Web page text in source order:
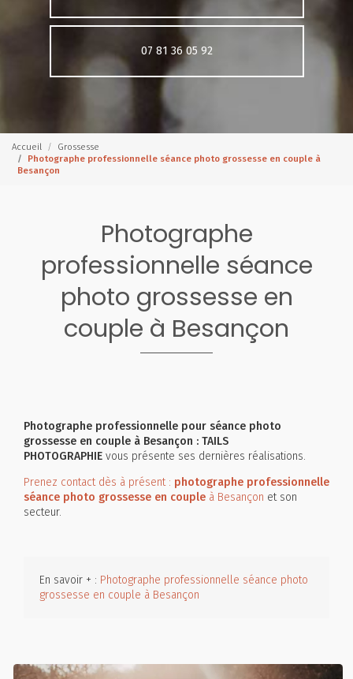
07 81 36 05 92
Accueil
Grossesse
Photographe professionnelle séance photo grossesse en couple à
Besançon
Photographe
professionnelle séance
photo grossesse en
couple à Besançon
Photographe professionnelle pour séance photo
grossesse en couple à Besançon : TAILS
PHOTOGRAPHIE vous présente ses dernières réalisations.
Prenez contact dès à présent : photographe professionnelle
séance photo grossesse en couple à Besançon et son
secteur.
En savoir + : Photographe professionnelle séance photo
grossesse en couple à Besançon